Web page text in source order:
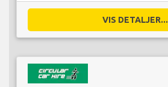
VIS DETALJER...